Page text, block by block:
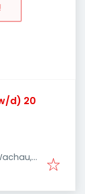
d) 20